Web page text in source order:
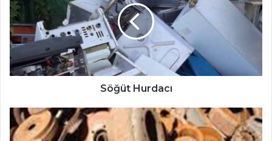
Söğüt Hurdacı